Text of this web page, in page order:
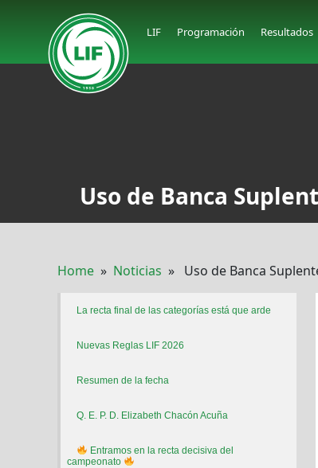
LIF Programación Resultados
Uso de Banca
Home » Noticias » Uso de Banca
La recta final de las categorías está que arde
Nuevas Reglas LIF 2026
Resumen de la fecha
Q. E. P. D. Elizabeth Chacón Acuña
Entramos en la recta decisiva del
campeonato